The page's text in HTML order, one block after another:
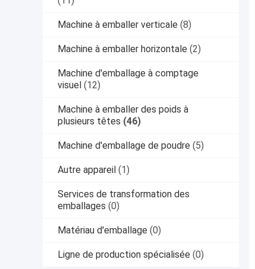
Machine à emballer verticale (8)
Machine à emballer horizontale (2)
Machine d'emballage à comptage
visuel (12)
Machine à emballer des poids à
plusieurs têtes (46)
Machine d'emballage de poudre (5)
Autre appareil (1)
Services de transformation des
emballages (0)
Matériau d'emballage (0)
Ligne de production spécialisée (0)